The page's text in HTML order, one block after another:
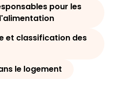
pour les
et classification des
le logement